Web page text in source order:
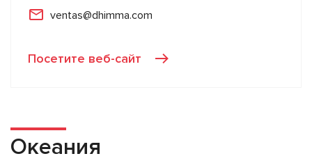
ventas@dhimma.com
Посетите веб-сайт
Океания